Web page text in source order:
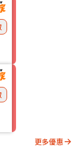
更多優惠